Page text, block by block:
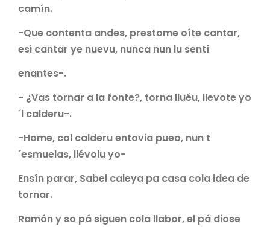
camín.
-Que contenta andes, prestome oíte cantar,
esi cantar ye nuevu, nunca nun lu sentí
enantes-.
- ¿Vas tornar a la fonte?, torna lluéu, llevote yo
´l calderu-.
-Home, col calderu entovia pueo, nun t
´esmuelas, llévolu yo-
Ensín parar, Sabel caleya pa casa cola idea de
tornar.
Ramón y so pá siguen cola llabor, el pá diose